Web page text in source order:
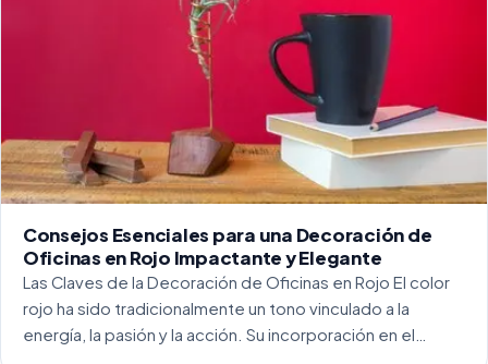
Consejos Esenciales para una Decoración de
Oficinas en Rojo Impactante y Elegante
Las Claves de la Decoración de Oficinas en Rojo El color
rojo ha sido tradicionalmente un tono vinculado a la
energía, la pasión y la acción. Su incorporación en el